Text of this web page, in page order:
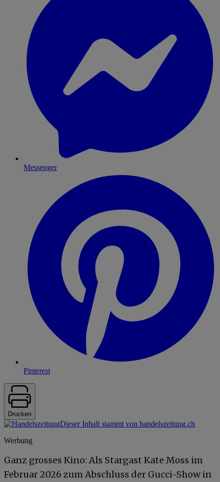
Messenger
Pinterest
Drucken
Dieser Inhalt stammt von handelszeitung.ch
Werbung
Ganz grosses Kino: Als Stargast Kate Moss im
Februar 2026 zum Abschluss der Gucci-Show in